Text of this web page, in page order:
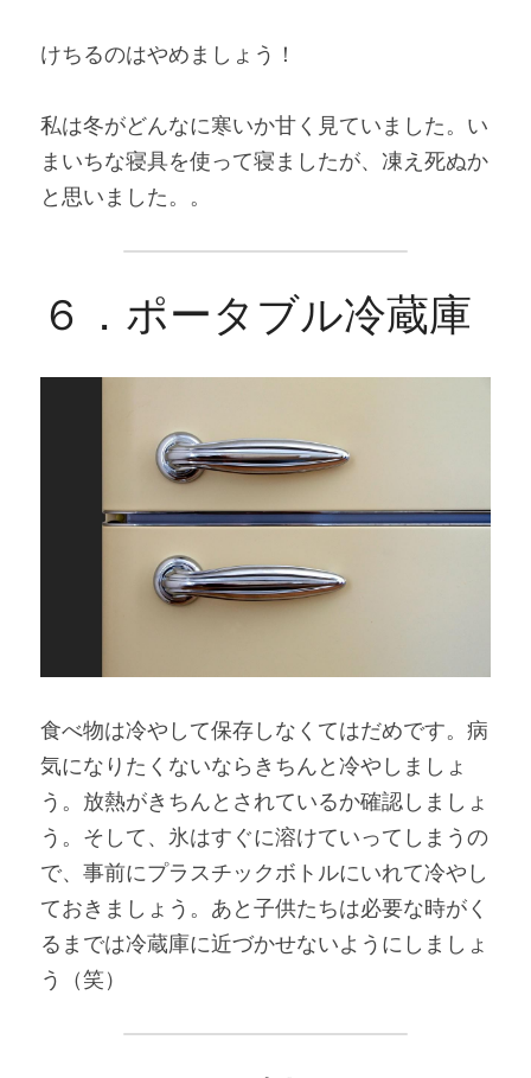
けちるのはやめましょう！
私は冬がどんなに寒いか甘く見ていました。い
まいちな寝具を使って寝ましたが、凍え死ぬか
と思いました。。
６．ポータブル冷蔵庫
食べ物は冷やして保存しなくてはだめです。病
気になりたくないならきちんと冷やしましょ
う。放熱がきちんとされているか確認しましょ
う。そして、氷はすぐに溶けていってしまうの
で、事前にプラスチックボトルにいれて冷やし
ておきましょう。あと子供たちは必要な時がく
るまでは冷蔵庫に近づかせないようにしましょ
う（笑）